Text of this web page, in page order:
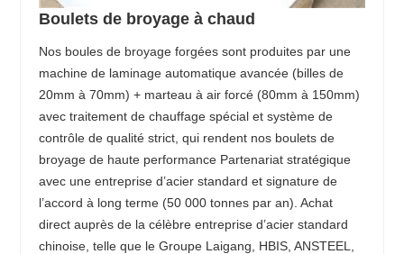
Boulets de broyage à chaud
Nos boules de broyage forgées sont produites par une
machine de laminage automatique avancée (billes de
20mm à 70mm) + marteau à air forcé (80mm à 150mm)
avec traitement de chauffage spécial et système de
contrôle de qualité strict, qui rendent nos boulets de
broyage de haute performance Partenariat stratégique
avec une entreprise d’acier standard et signature de
l’accord à long terme (50 000 tonnes par an). Achat
direct auprès de la célèbre entreprise d’acier standard
chinoise, telle que le Groupe Laigang, HBIS, ANSTEEL,